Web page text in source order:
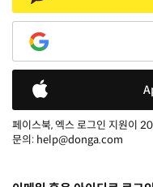
페이스북, 엑스 로그인 지원이
문의: help@donga.com